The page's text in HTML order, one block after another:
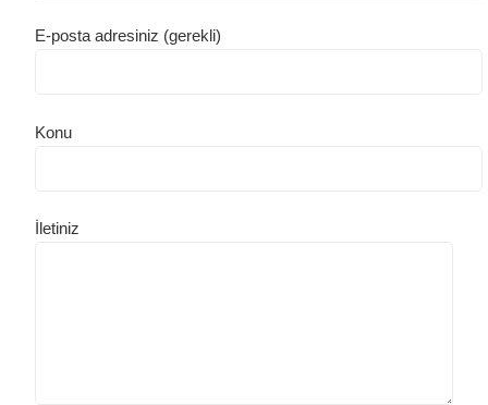
E-posta adresiniz (gerekli)
Konu
İletiniz